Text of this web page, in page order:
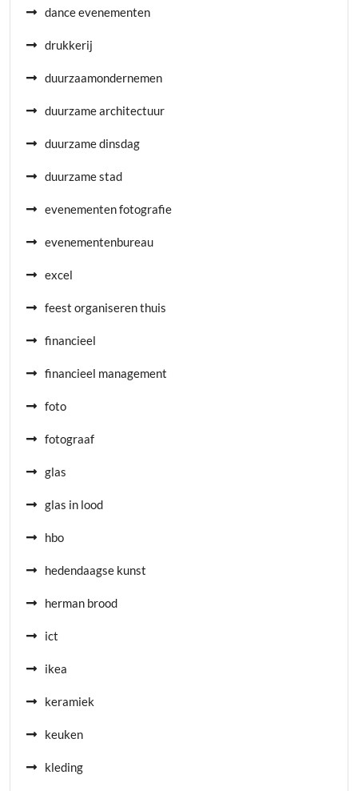
dance evenementen
drukkerij
duurzaamondernemen
duurzame architectuur
duurzame dinsdag
duurzame stad
evenementen fotografie
evenementenbureau
excel
feest organiseren thuis
financieel
financieel management
foto
fotograaf
glas
glas in lood
hbo
hedendaagse kunst
herman brood
ict
ikea
keramiek
keuken
kleding